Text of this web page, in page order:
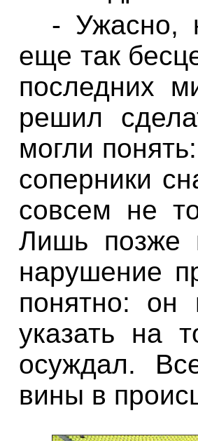
- Ужасно,
еще так
последних
решил
могли
соперники
совсем не
Лишь позже
нарушение
понятно: он
указать на
осуждал.
вины в